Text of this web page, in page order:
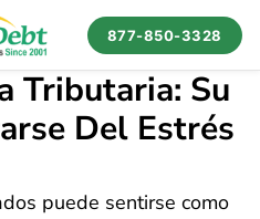
877-850-3328
Tributaria: Su
Del Estrés
puede sentirse como